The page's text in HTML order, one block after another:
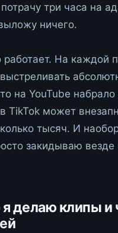
три часа на
ничего.
работает. На каждой
на YouTube набрало
TikTok может
тысяч. И
закидываю
я делаю клипы и